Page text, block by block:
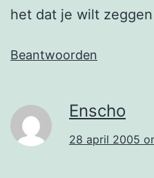
het dat je wilt
Beantwoorden
Enscho
28 april 2005